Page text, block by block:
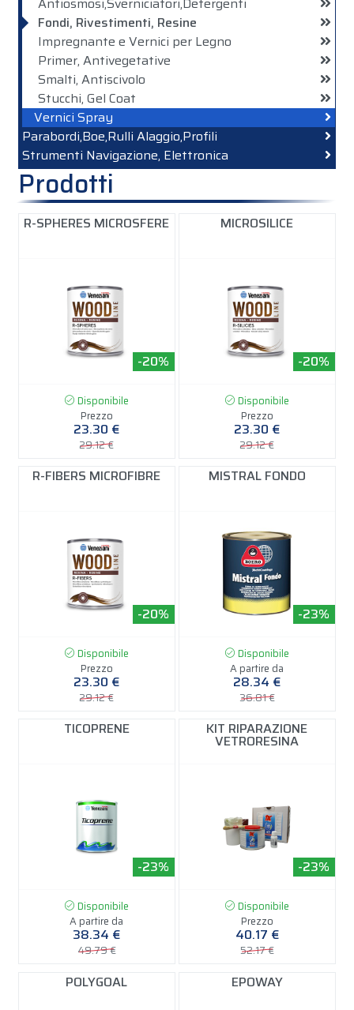
Fondi, Rivestimenti, Resine
Impregnante e Vernici per Legno
Primer, Antivegetative
Smalti, Antiscivolo
Stucchi, Gel Coat
Vernici Spray
Parabordi,Boe,Rulli Alaggio,Profili
Strumenti Navigazione, Elettronica
Prodotti
R-SPHERES MICROSFERE
-20%
Disponibile
Prezzo
23.30 €
29.12 €
MICROSILICE
-20%
Disponibile
Prezzo
23.30 €
29.12 €
R-FIBERS MICROFIBRE
-20%
Disponibile
Prezzo
23.30 €
29.12 €
MISTRAL FONDO
-23%
Disponibile
A partire da
28.34 €
36.81 €
TICOPRENE
-23%
Disponibile
A partire da
38.34 €
49.79 €
KIT RIPARAZIONE
VETRORESINA
-23%
Disponibile
Prezzo
40.17 €
52.17 €
POLYGOAL EPOWAY